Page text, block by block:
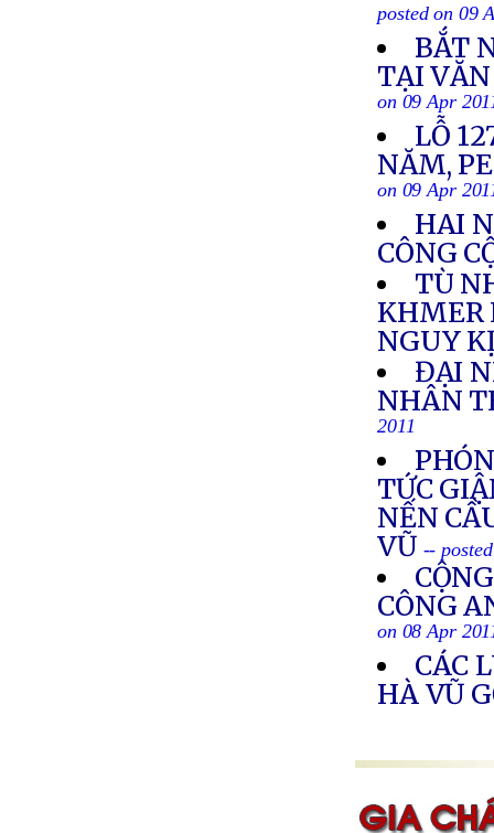
posted on 09
BẮT
TẠI
on 09 Apr
LỖ
NĂM,
on 09 Apr
HAI
CÔNG
TÙ
KHMER
NGUY
ĐẠI
NHÂN
2011
TỨC
NẾN
VŨ --
CÔNG
on 08 Apr
CÁC
HÀ VŨ